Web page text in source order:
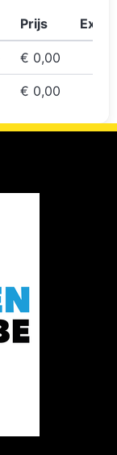
Prijs Extra
€ 0,00
€ 0,00